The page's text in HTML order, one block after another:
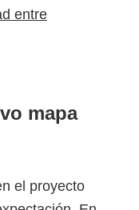
entre
mapa
el proyecto